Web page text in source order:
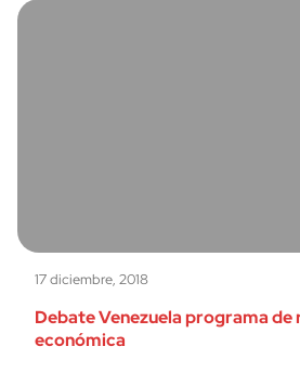
17 diciembre, 2018
Debate Venezuela programa
económica